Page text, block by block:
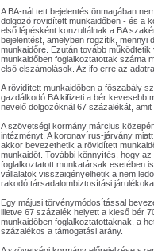
A BA-nál tett bejelentés önmagában
dolgozó rövidített munkaidőben - és a
első lépésként konzultálnak a BA
bejelentést, amelyben rögzítik, mennyi
munkaidőre. Ezután tovább
munkaidőben foglalkoztatottak száma
első elszámolások. Az ifo erre az
A rövidített munkaidőben a főszabály
gazdálkodó BA kifizeti a bér kevesebb
nevelő dolgozóknál 67 százalékát,
A szövetségi kormány március
intézményt. A koronavírus-járvány
akkor bevezethetik a rövidített
munkaidőt. További könnyítés, hogy
foglalkoztatott munkatársak esetében
vállalatok visszaigényelhetik a nem
rakodó társadalombiztosítási
Egy májusi törvénymódosítással
illetve 67 százalék helyett a kieső bér
munkaidőben foglalkoztatottaknak, a
százalékos a támogatási arány.